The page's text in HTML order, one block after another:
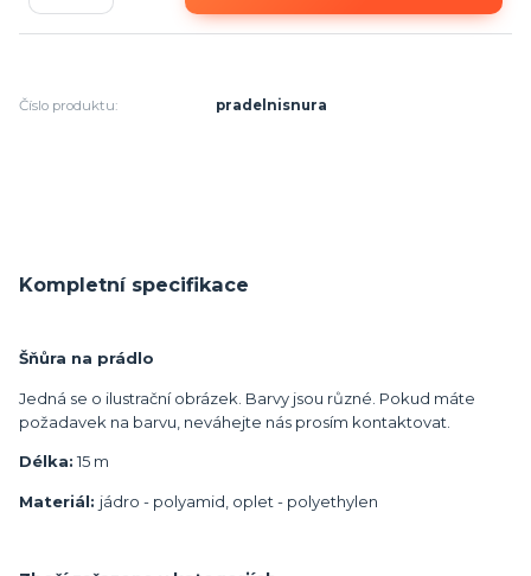
Číslo produktu: pradelnisnura
Kompletní specifikace
Šňůra na prádlo
Jedná se o ilustrační obrázek. Barvy jsou různé. Pokud máte
požadavek na barvu, neváhejte nás prosím kontaktovat.
Délka: 15 m
Materiál: jádro - polyamid, oplet - polyethylen